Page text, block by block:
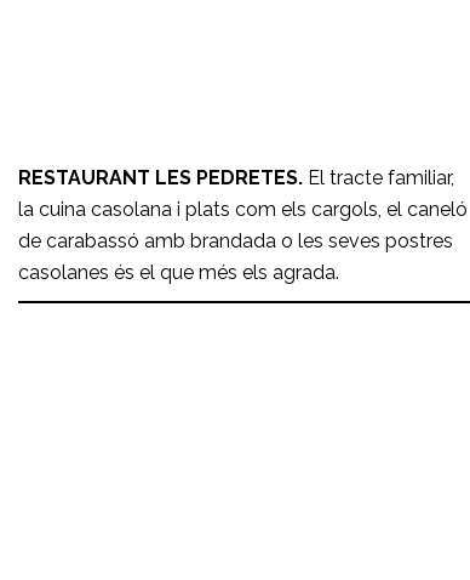
RESTAURANT LES PEDRETES. El tracte familiar,
la cuina casolana i plats com els cargols, el caneló
de carabassó amb brandada o les seves postres
casolanes és el que més els agrada.